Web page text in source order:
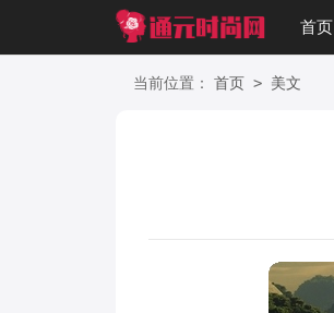
首页
当前位置： 首页 > 美文